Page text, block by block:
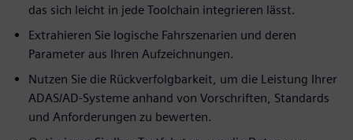
das sich leicht in jede Toolchain integrieren lässt.
Extrahieren Sie logische Fahrszenarien und deren
Parameter aus Ihren Aufzeichnungen.
Nutzen Sie die Rückverfolgbarkeit, um die Leistung Ihrer
ADAS/AD-Systeme anhand von Vorschriften, Standards
und Anforderungen zu bewerten.